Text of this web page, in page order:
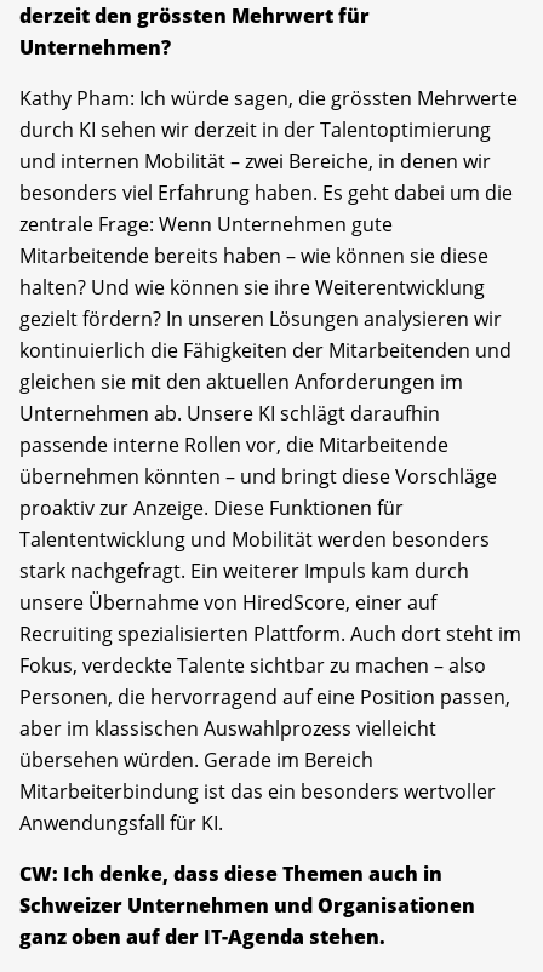
derzeit den grössten Mehrwert für
Unternehmen?
Kathy Pham: Ich würde sagen, die grössten Mehrwerte
durch KI sehen wir derzeit in der Talentoptimierung
und internen Mobilität – zwei Bereiche, in denen wir
besonders viel Erfahrung haben. Es geht dabei um die
zentrale Frage: Wenn Unternehmen gute
Mitarbeitende bereits haben – wie können sie diese
halten? Und wie können sie ihre Weiterentwicklung
gezielt fördern? In unseren Lösungen analysieren wir
kontinuierlich die Fähigkeiten der Mitarbeitenden und
gleichen sie mit den aktuellen Anforderungen im
Unternehmen ab. Unsere KI schlägt daraufhin
passende interne Rollen vor, die Mitarbeitende
übernehmen könnten – und bringt diese Vorschläge
proaktiv zur Anzeige. Diese Funktionen für
Talententwicklung und Mobilität werden besonders
stark nachgefragt. Ein weiterer Impuls kam durch
unsere Übernahme von HiredScore, einer auf
Recruiting spezialisierten Plattform. Auch dort steht im
Fokus, verdeckte Talente sichtbar zu machen – also
Personen, die hervorragend auf eine Position passen,
aber im klassischen Auswahlprozess vielleicht
übersehen würden. Gerade im Bereich
Mitarbeiterbindung ist das ein besonders wertvoller
Anwendungsfall für KI.
CW: Ich denke, dass diese Themen auch in
Schweizer Unternehmen und Organisationen
ganz oben auf der IT-Agenda stehen.